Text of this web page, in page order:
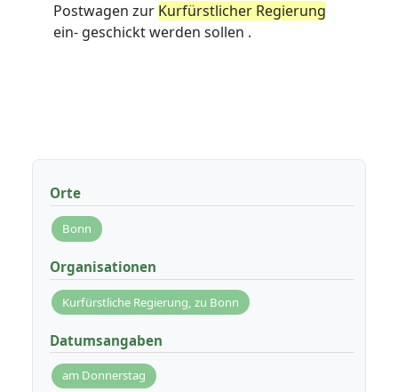
Postwagen zur Kurfürstlicher Regierung
ein- geschickt werden sollen .
Orte
Bonn
Organisationen
Kurfürstliche Regierung, zu Bonn
Datumsangaben
am Donnerstag